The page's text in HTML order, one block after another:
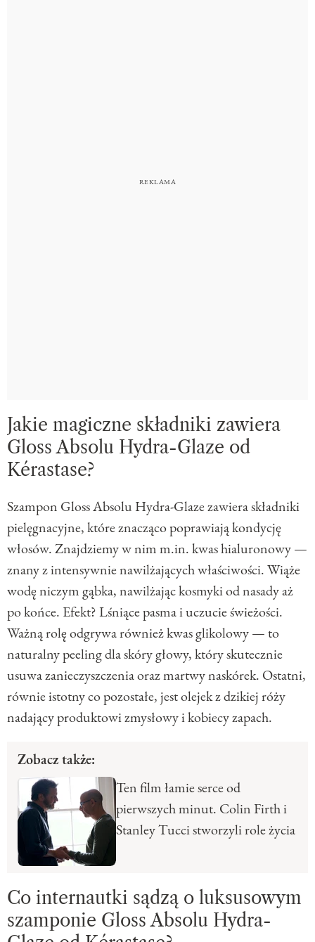
Jakie magiczne składniki zawiera
Gloss Absolu Hydra-Glaze od
Kérastase?
Szampon Gloss Absolu Hydra-Glaze zawiera składniki
pielęgnacyjne, które znacząco poprawiają kondycję
włosów. Znajdziemy w nim m.in. kwas hialuronowy —
znany z intensywnie nawilżających właściwości. Wiąże
wodę niczym gąbka, nawilżając kosmyki od nasady aż
po końce. Efekt? Lśniące pasma i uczucie świeżości.
Ważną rolę odgrywa również kwas glikolowy — to
naturalny peeling dla skóry głowy, który skutecznie
usuwa zanieczyszczenia oraz martwy naskórek. Ostatni,
równie istotny co pozostałe, jest olejek z dzikiej róży
nadający produktowi zmysłowy i kobiecy zapach.
Zobacz także:
Ten film łamie serce od
pierwszych minut. Colin Firth i
Stanley Tucci stworzyli role życia
Co internautki sądzą o luksusowym
szamponie Gloss Absolu Hydra-